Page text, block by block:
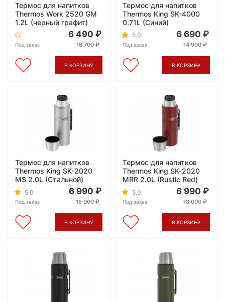
Термос для напитков
Thermos Work 2520 GM
1.2L (черный графит)
Под заказ
6 490
18 700
В КОРЗИНУ
Термос для напитков
Thermos King SK-4000
0.71L (Синий)
5.0
Под заказ
6 690
14 900
В КОРЗИНУ
Термос для напитков
Thermos King SK-2020
MS 2.0L (Стальной)
5.0
Под заказ
6 990
18 000
В КОРЗИНУ
Термос для напитков
Thermos King SK-2020
MRR 2.0L (Rustic Red)
5.0
Под заказ
6 990
18 000
В КОРЗИНУ